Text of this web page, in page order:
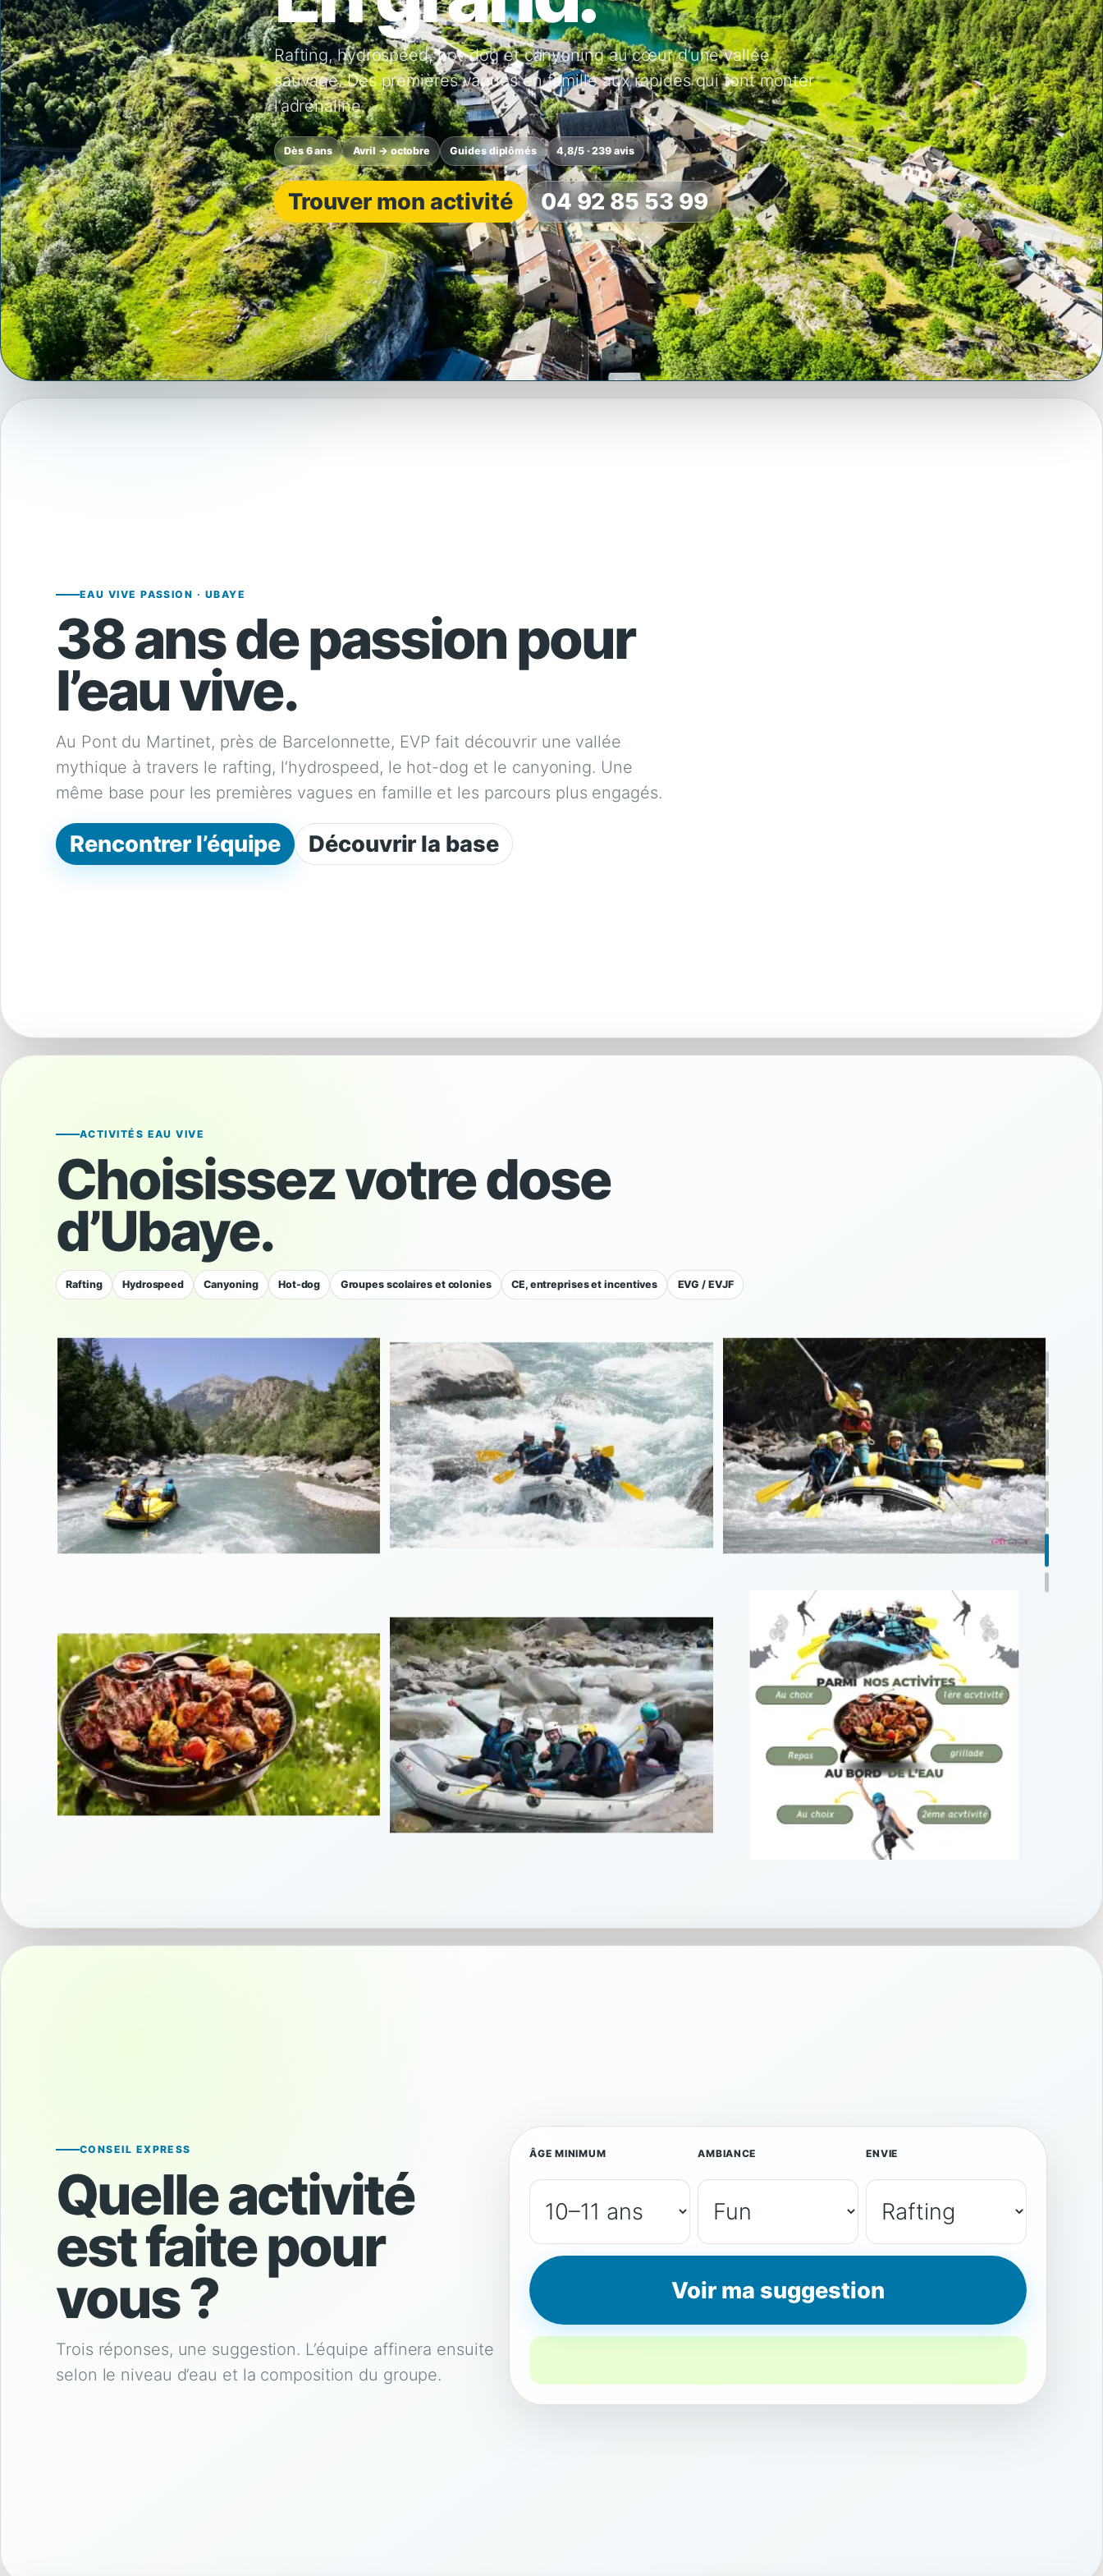
Rafting, hydrospeed, hot-dog et canyoning au cœur d’une vallée
sauvage. Des premières vagues en famille aux rapides qui font monter
l’adrénaline.
Dès 6 ans Avril → octobre Guides diplômés 4,8/5 · 239 avis
Trouver mon activité 04 92 85 53 99
EAU VIVE PASSION · UBAYE
38 ans de passion pour
l’eau vive.
Au Pont du Martinet, près de Barcelonnette, EVP fait découvrir une vallée
mythique à travers le rafting, l’hydrospeed, le hot-dog et le canyoning. Une
même base pour les premières vagues en famille et les parcours plus engagés.
Rencontrer l’équipe Découvrir la base
ACTIVITÉS EAU VIVE
Choisissez votre dose
d’Ubaye.
Rafting Hydrospeed Canyoning Hot-dog Groupes scolaires et colonies CE, entreprises et incentives EVG / EVJF
Rafting famille Rafting sensation
Grand parcours
Intégrale Ubaye
CONSEIL EXPRESS
Quelle activité
est faite pour
vous ?
Trois réponses, une suggestion. L’équipe affinera ensuite
selon le niveau d’eau et la composition du groupe.
ÂGE MINIMUM AMBIANCE ENVIE
Voir ma suggestion